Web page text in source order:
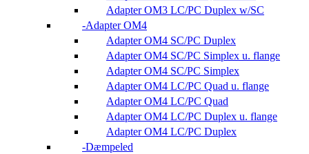
Adapter OM3 LC/PC Duplex w/SC
Adapter OM4
Adapter OM4 SC/PC Duplex
Adapter OM4 SC/PC Simplex u. flange
Adapter OM4 SC/PC Simplex
Adapter OM4 LC/PC Quad u. flange
Adapter OM4 LC/PC Quad
Adapter OM4 LC/PC Duplex u. flange
Adapter OM4 LC/PC Duplex
Dæmpeled